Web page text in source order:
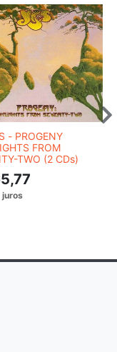
- PROGENY
FROM
TWO (2 CDs)